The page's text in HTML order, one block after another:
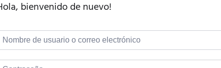
bienvenido de nuevo!